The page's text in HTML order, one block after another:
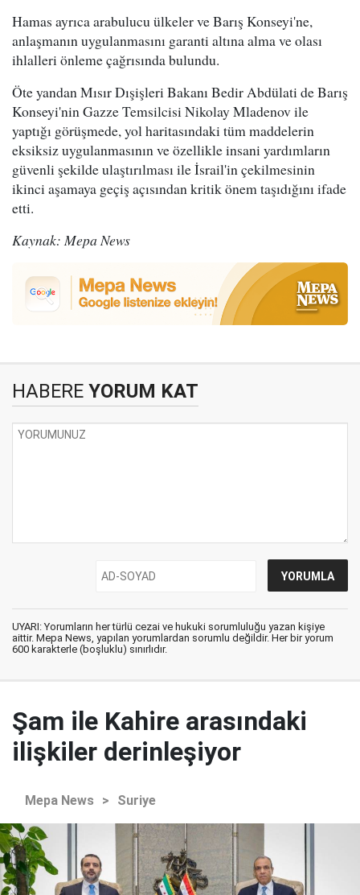
Hamas ayrıca arabulucu ülkeler ve Barış Konseyi'ne,
anlaşmanın uygulanmasını garanti altına alma ve olası
ihlalleri önleme çağrısında bulundu.
Öte yandan Mısır Dışişleri Bakanı Bedir Abdülati de Barış
Konseyi'nin Gazze Temsilcisi Nikolay Mladenov ile
yaptığı görüşmede, yol haritasındaki tüm maddelerin
eksiksiz uygulanmasının ve özellikle insani yardımların
güvenli şekilde ulaştırılması ile İsrail'in çekilmesinin
ikinci aşamaya geçiş açısından kritik önem taşıdığını ifade
etti.
Kaynak: Mepa News
HABERE YORUM KAT
UYARI: Yorumların her türlü cezai ve hukuki sorumluluğu yazan kişiye
aittir. Mepa News, yapılan yorumlardan sorumlu değildir. Her bir yorum
600 karakterle (boşluklu) sınırlıdır.
Şam ile Kahire arasındaki
ilişkiler derinleşiyor
Mepa News > Suriye